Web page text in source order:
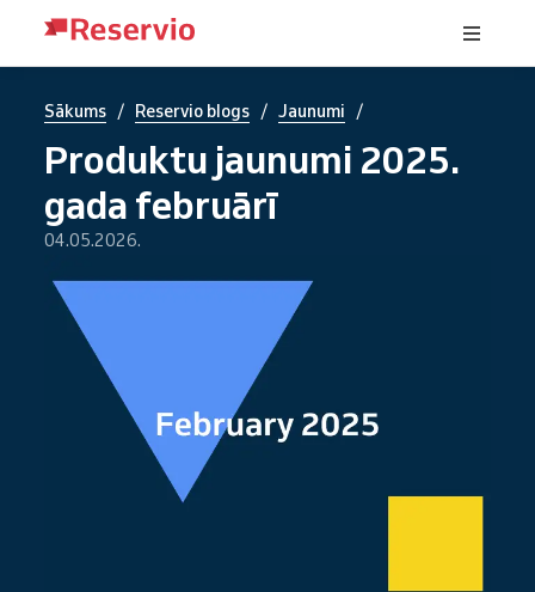
Sākums / Reservio blogs / Jaunumi /
Produktu jaunumi 2025.
gada februārī
04.05.2026.